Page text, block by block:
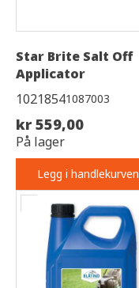
Star Brite Salt Off
Applicator
10218541087003
kr 559,00
På lager
Legg i handlekurven